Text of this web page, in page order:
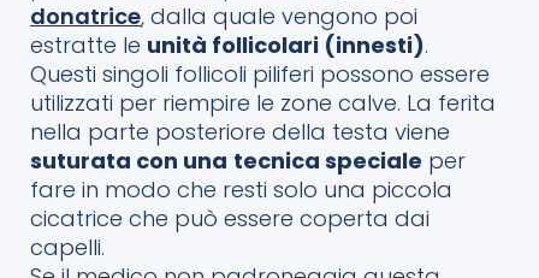
donatrice, dalla quale vengono poi
estratte le unità follicolari (innesti).
Questi singoli follicoli piliferi possono essere
utilizzati per riempire le zone calve. La ferita
nella parte posteriore della testa viene
suturata con una tecnica speciale per
fare in modo che resti solo una piccola
cicatrice che può essere coperta dai
capelli.